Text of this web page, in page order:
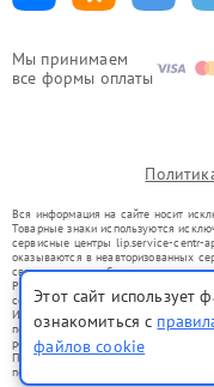
Мы принимаем
все формы оплаты
Вся информация на сайте носит
Товарные знаки используются
сервисные центры lip.service-centr-
оказываются в неавторизованных
связаны с правообладателями
Ремонт осуществляется для
со статьей 1487 ГК РФ.
Использование товарных знаков не
потребителей в заблуждение, а
ремонту техники указанных брендов.
Представленная на сайте
положениями Статьи 437(2)
Этот сайт использует
ознакомиться с
файлов cookie